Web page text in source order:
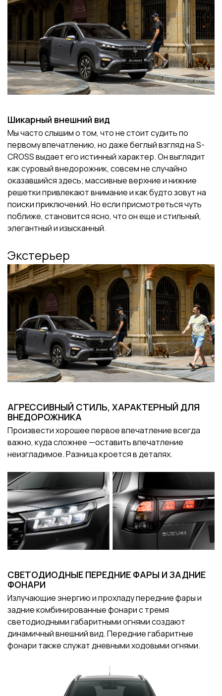
Шикарный внешний вид
Мы часто слышим о том, что не стоит судить по
первому впечатлению, но даже беглый взгляд на S-
CROSS выдает его истинный характер. Он выглядит
как суровый внедорожник, совсем не случайно
оказавшийся здесь; массивные верхние и нижние
решетки привлекают внимание и как будто зовут на
поиски приключений. Но если присмотреться чуть
поближе, становится ясно, что он еще и стильный,
элегантный и изысканный.
Экстерьер
АГРЕССИВНЫЙ СТИЛЬ, ХАРАКТЕРНЫЙ ДЛЯ
ВНЕДОРОЖНИКА
Произвести хорошее первое впечатление всегда
важно, куда сложнее —оставить впечатление
неизгладимое. Разница кроется в деталях.
СВЕТОДИОДНЫЕ ПЕРЕДНИЕ ФАРЫ И ЗАДНИЕ
ФОНАРИ
Излучающие энергию и прохладу передние фары и
задние комбинированные фонари с тремя
светодиодными габаритными огнями создают
динамичный внешний вид. Передние габаритные
фонари также служат дневными ходовыми огнями.